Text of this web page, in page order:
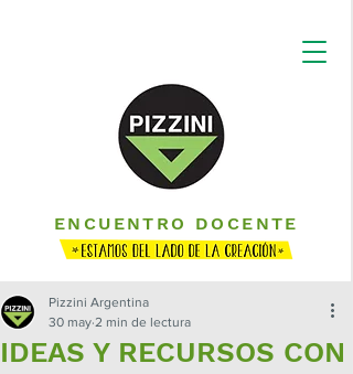
ENCUENTRO DOCENTE
IDEAS Y RECURSOS CON
Pizzini Argentina
30 may 2 min de lectura